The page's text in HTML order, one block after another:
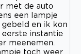
met de auto
een lampje
gebeld en ik kon
eerste instantie
meenemen.
toch weer